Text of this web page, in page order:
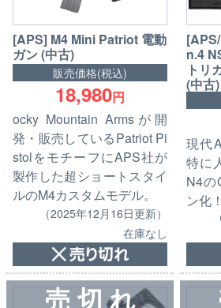
[APS] M4 Mini Patriot 電動
ガン (中古)
販売価格(税込)
18,980円
ocky Mountain Armsが開
発・販売しているPatriot Pi
stolをモチーフにAPS社が
製作した超ショートスタイ
ルのM4カスタムモデル。
（2025年12月16日更新）
在庫なし
n.4
トリ
(中古)
現代
特に
N4の
ン化！
売 切 れ